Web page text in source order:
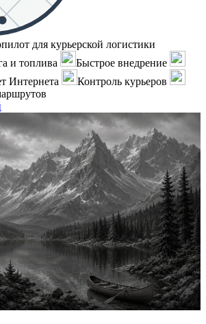
для курьерской логистики
и топлива
Быстрое внедрение
Интернета
Контроль курьеров